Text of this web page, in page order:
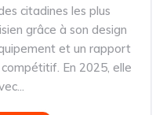
citadines les plus
grâce à son design
et un rapport
En 2025, elle